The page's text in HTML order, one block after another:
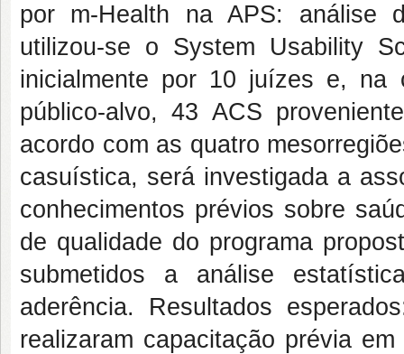
por m-Health na APS: análise
utilizou-se o System Usability
inicialmente por 10 juízes e, na
público-alvo, 43 ACS
acordo com as quatro
casuística, será investigada a
conhecimentos prévios sobre
de qualidade do programa
submetidos a análise
aderência. Resultados
realizaram capacitação prévia